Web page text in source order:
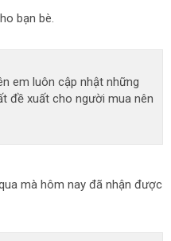
bạn bè.
em luôn cập nhật những
đề xuất cho người mua nên
mà hôm nay đã nhận được